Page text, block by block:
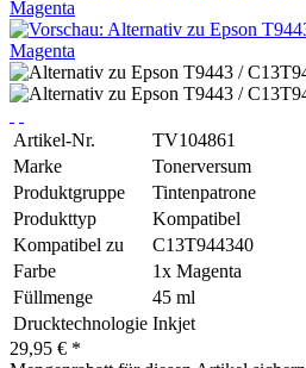
Artikel-Nr.
TV104861
Marke
Tonerversum
Produktgruppe
Tintenpatrone
Produkttyp
Kompatibel
Kompatibel zu
C13T944340
Farbe
1x Magenta
Füllmenge
45 ml
Drucktechnologie Inkjet
29,95 € *